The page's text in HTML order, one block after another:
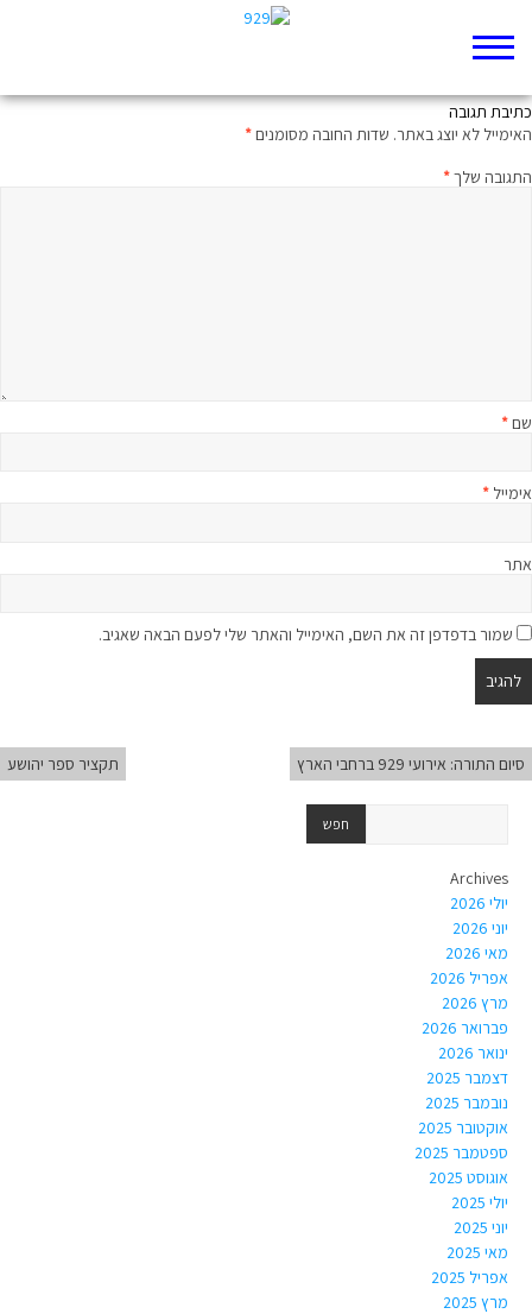
כתיבת תגובה
האימייל לא יוצג באתר. שדות החובה מסומנים*
התגובה שלך*
שם*
אימייל *
אתר
שמור בדפדפן זה את השם, האימייל והאתר שלי לפעם הבאה שאגיב.
סיום התורה: אירועי 929 ברחבי הארץ תקציר ספר יהושע
Archives
יולי 2026
יוני 2026
מאי 2026
אפריל 2026
מרץ 2026
פברואר 2026
ינואר 2026
דצמבר 2025
נובמבר 2025
אוקטובר 2025
ספטמבר 2025
אוגוסט 2025
יולי 2025
יוני 2025
מאי 2025
אפריל 2025
מרץ 2025